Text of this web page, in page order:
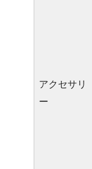
アクセサリ
ー